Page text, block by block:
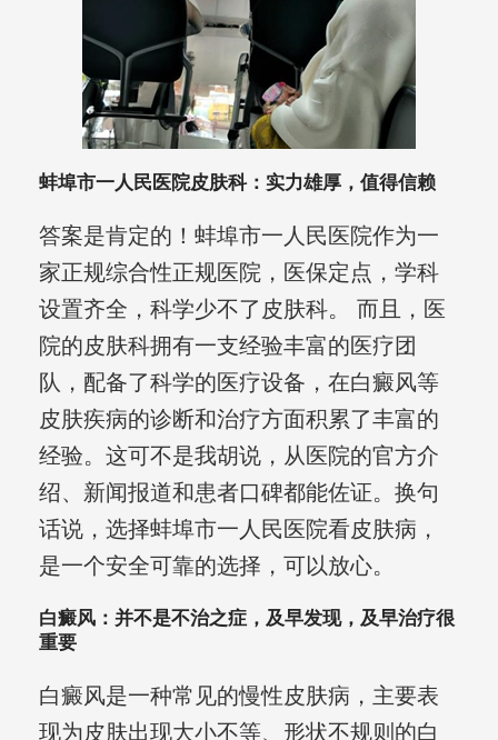
蚌埠市一人民医院皮肤科：实力雄厚，值得信赖
答案是肯定的！蚌埠市一人民医院作为一
家正规综合性正规医院，医保定点，学科
设置齐全，科学少不了皮肤科。 而且，医
院的皮肤科拥有一支经验丰富的医疗团
队，配备了科学的医疗设备，在白癜风等
皮肤疾病的诊断和治疗方面积累了丰富的
经验。这可不是我胡说，从医院的官方介
绍、新闻报道和患者口碑都能佐证。换句
话说，选择蚌埠市一人民医院看皮肤病，
是一个安全可靠的选择，可以放心。
白癜风：并不是不治之症，及早发现，及早治疗很
重要
白癜风是一种常见的慢性皮肤病，主要表
现为皮肤出现大小不等、形状不规则的白